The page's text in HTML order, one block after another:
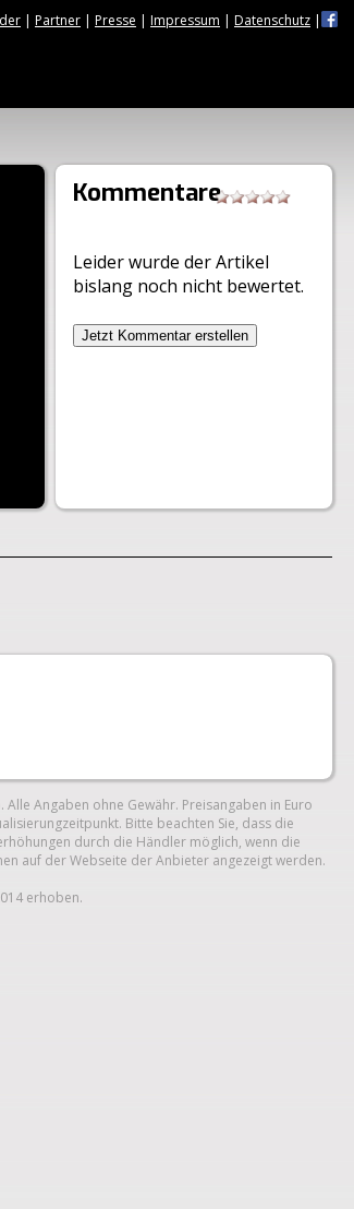
| Partner | Presse | Impressum | Datenschutz |
Kommentare
Leider wurde der Artikel
bislang noch nicht bewertet.
Jetzt Kommentar erstellen
Angaben ohne Gewähr. Preisangaben in Euro
Bitte beachten Sie, dass die
durch die Händler möglich, wenn die
auf der Webseite der Anbieter angezeigt werden.
erhoben.